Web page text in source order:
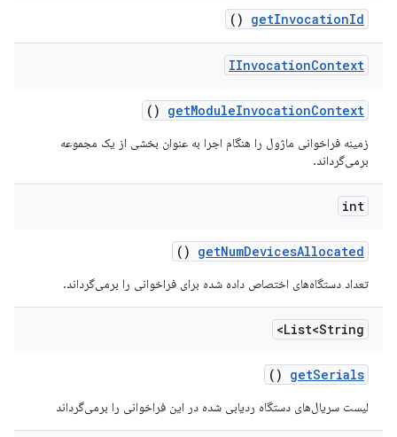
getInvocationId
()
IInvocationContext
getModuleInvocationContext
()
زمینه فراخوانی ماژول را هنگام اجرا به عنوان بخشی از یک مجموعه
برمی‌گرداند.
int
getNumDevicesAllocated
()
تعداد دستگاه‌های اختصاص داده شده برای فراخوانی را برمی‌گرداند.
List<String>
getSerials
()
لیست سریال‌های دستگاه ردیابی شده در این فراخوانی را برمی‌گرداند